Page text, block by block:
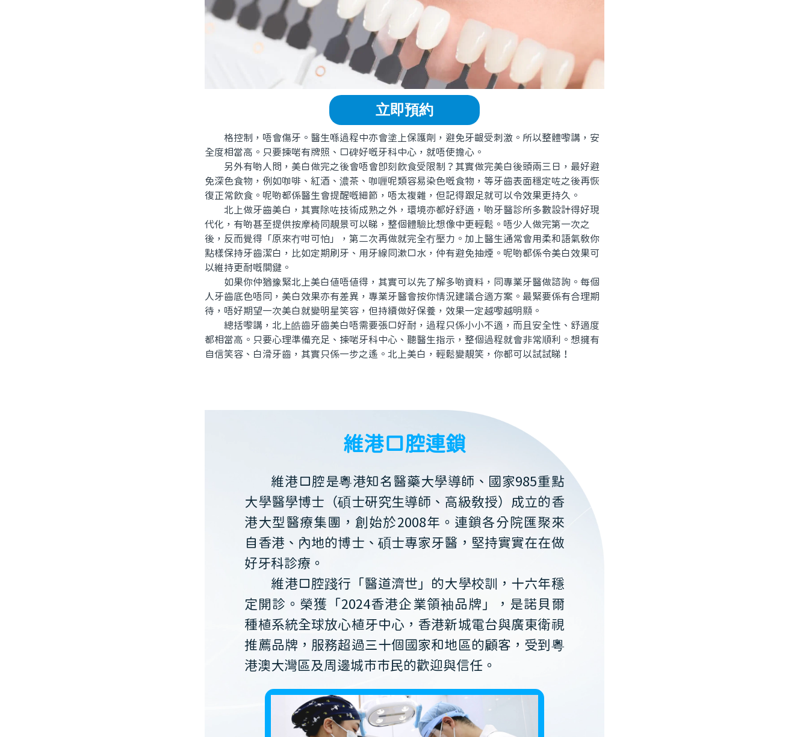
立即預約
格控制，唔會傷牙。醫生喺過程中亦會塗上保護劑，避免牙齦受刺激。所以整體嚟講，安
全度相當高。只要揀啱有牌照、口碑好嘅牙科中心，就唔使擔心。
另外有啲人問，美白做完之後會唔會即刻飲食受限制？其實做完美白後頭兩三日，最好避
免深色食物，例如咖啡、紅酒、濃茶、咖喱呢類容易染色嘅食物，等牙齒表面穩定咗之後再恢
復正常飲食。呢啲都係醫生會提醒嘅細節，唔太複雜，但記得跟足就可以令效果更持久。
北上做牙齒美白，其實除咗技術成熟之外，環境亦都好舒適，啲牙醫診所多數設計得好現
代化，有啲甚至提供按摩椅同靚景可以睇，整個體驗比想像中更輕鬆。唔少人做完第一次之
後，反而覺得「原來冇咁可怕」，第二次再做就完全冇壓力。加上醫生通常會用柔和語氣教你
點樣保持牙齒潔白，比如定期刷牙、用牙線同漱口水，仲有避免抽煙。呢啲都係令美白效果可
以維持更耐嘅關鍵。
如果你仲猶豫緊北上美白值唔值得，其實可以先了解多啲資料，同專業牙醫做諮詢。每個
人牙齒底色唔同，美白效果亦有差異，專業牙醫會按你情況建議合適方案。最緊要係有合理期
待，唔好期望一次美白就變明星笑容，但持續做好保養，效果一定越嚟越明顯。
總括嚟講，北上皓齒牙齒美白唔需要張口好耐，過程只係小小不適，而且安全性、舒適度
都相當高。只要心理準備充足、揀啱牙科中心、聽醫生指示，整個過程就會非常順利。想擁有
自信笑容、白滑牙齒，其實只係一步之遙。北上美白，輕鬆變靚笑，你都可以試試睇！
維港口腔連鎖
維港口腔是粵港知名醫藥大學導師、國家985重點
大學醫學博士（碩士研究生導師、高級教授）成立的香
港大型醫療集團，創始於2008年。連鎖各分院匯聚來
自香港、內地的博士、碩士專家牙醫，堅持實實在在做
好牙科診療。
維港口腔踐行「醫道濟世」的大學校訓，十六年穩
定開診。榮獲「2024香港企業領袖品牌」，是諾貝爾
種植系統全球放心植牙中心，香港新城電台與廣東衛視
推薦品牌，服務超過三十個國家和地區的顧客，受到粵
港澳大灣區及周邊城市市民的歡迎與信任。